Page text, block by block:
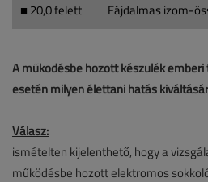
■ 20,0 felett Fájdalmas izom-
A működésbe hozott készülék
esetén milyen élettani hatás
Válasz:
ismételten kijelenthető, hogy a
működésbe hozott elektromos